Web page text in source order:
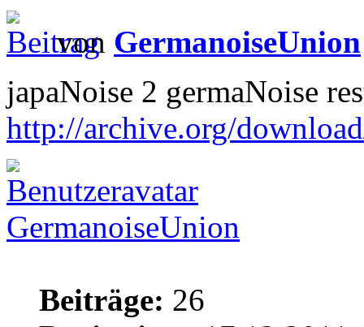
von GermanoiseUnion
japaNoise 2 germaNoise
http://archive.org/
GermanoiseUnion
Beiträge: 26